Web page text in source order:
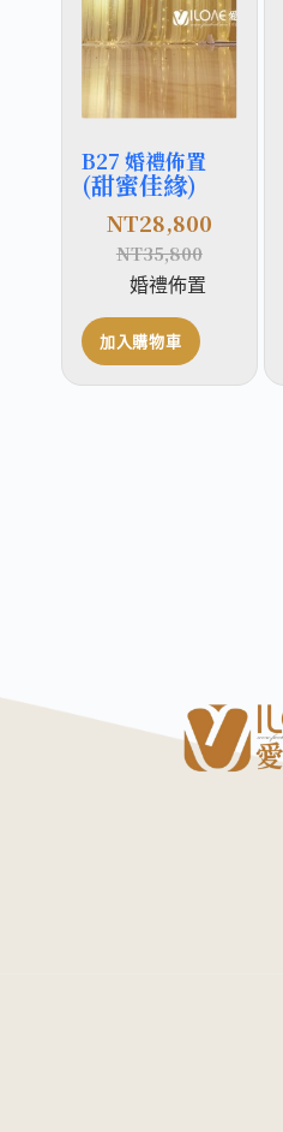
B27 婚禮佈置
(甜蜜佳緣)
NT35,800
NT28,800
婚禮佈置
加入購物車